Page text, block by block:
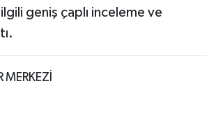
geniş çaplı inceleme ve
MERKEZİ